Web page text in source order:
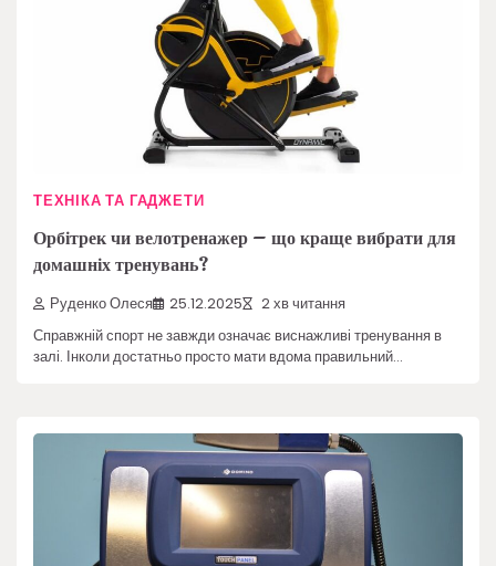
ТЕХНІКА ТА ГАДЖЕТИ
Орбітрек чи велотренажер – що краще вибрати для
домашніх тренувань?
Руденко Олеся 25.12.2025 2 хв читання
Справжній спорт не завжди означає виснажливі тренування в
залі. Інколи достатньо просто мати вдома правильний…